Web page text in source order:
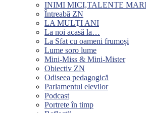
INIMI MICI,TALENTE
Întreabă ZN
LA MULŢI ANI
La noi acasă la…
La Sfat cu oameni frumoși
Lume soro lume
Mini-Miss & Mini-Mister
Obiectiv ZN
Odiseea pedagogică
Parlamentul elevilor
Podcast
Portrete în timp